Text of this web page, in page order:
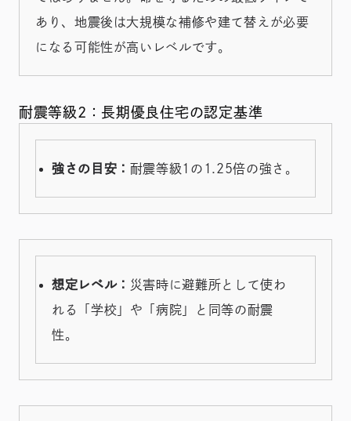
あり、地震後は大規模な補修や建て替えが必要
になる可能性が高いレベルです。
耐震等級2：長期優良住宅の認定基準
強さの目安： 耐震等級1の1.25倍の強さ。
想定レベル： 災害時に避難所として使わ
れる「学校」や「病院」と同等の耐震
性。